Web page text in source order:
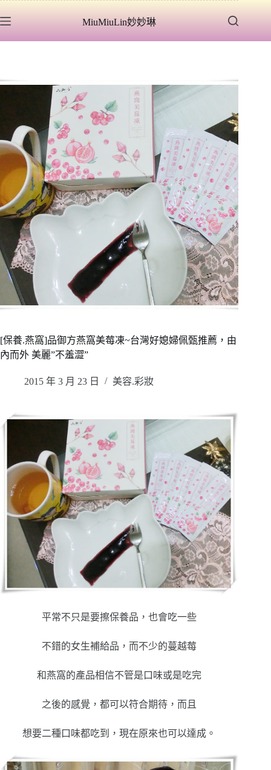
至
容
MiuMiuLin妙妙琳
[保養.燕窩]品御方燕窩美莓凍~台灣好媳婦佩甄推薦，由
內而外 美麗”不羞澀”
2015 年 3 月 23 日 美容.彩妝
平常不只是要擦保養品，也會吃一些
不錯的女生補給品，而不少的蔓越莓
和燕窩的產品相信不管是口味或是吃完
之後的感覺，都可以符合期待，而且
想要二種口味都吃到，現在原來也可以達成。